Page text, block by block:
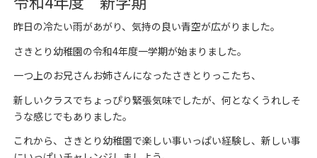
昨日の冷たい雨があがり、気持の良い青空が広がりました。
さきとり幼稚園の令和4年度一学期が始まりました。
一つ上のお兄さんお姉さんになったさきとりっこたち、
新しいクラスでちょっぴり緊張気味でしたが、何となくうれしそ
うな感じでもありました。
これから、さきとり幼稚園で楽しい事いっぱい経験し、新しい事